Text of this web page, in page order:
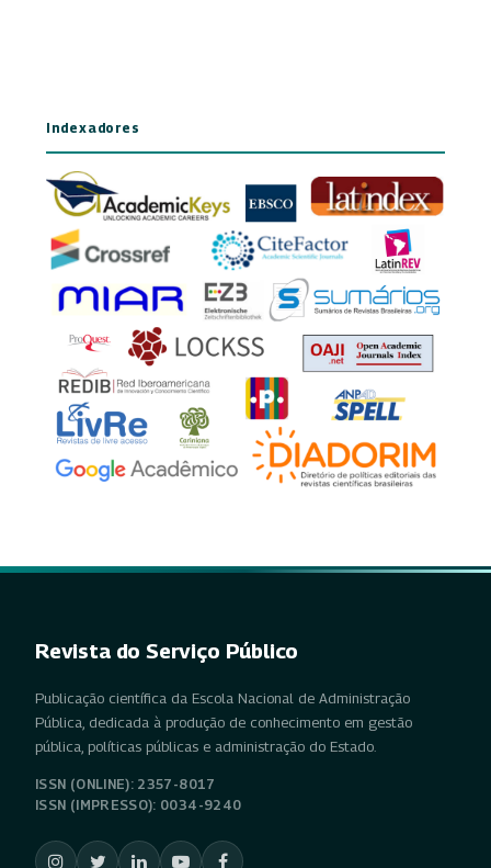
Indexadores
Revista do Serviço Público
Publicação científica da Escola Nacional de Administração
Pública, dedicada à produção de conhecimento em gestão
pública, políticas públicas e administração do Estado.
ISSN (ONLINE): 2357-8017
ISSN (IMPRESSO): 0034-9240